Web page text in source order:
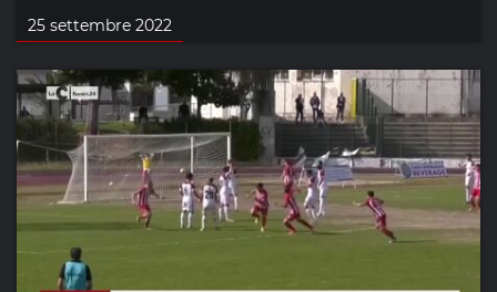
25 settembre 2022